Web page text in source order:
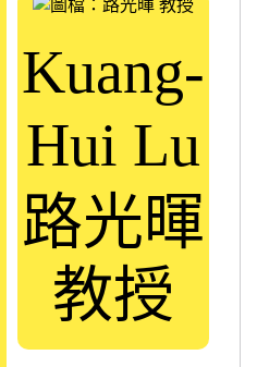
Kuang-
Hui Lu
路光暉
教授